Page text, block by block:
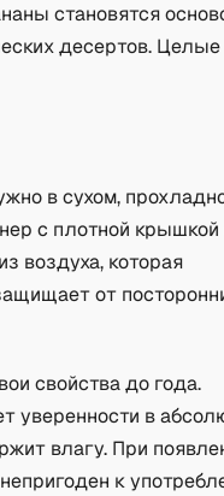
становятся
десертов. Целые
в сухом,
с плотной крышкой
воздуха, которая
от
свойства до года.
уверенности в
влагу. При
к